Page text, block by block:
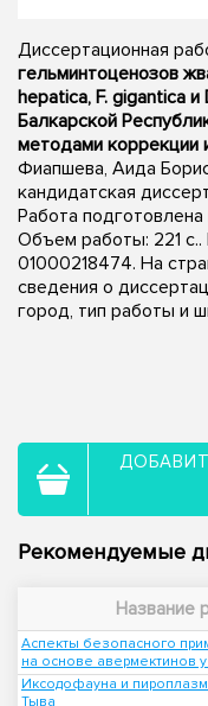
Диссертационная
гельминтоценозов
hepatica, F. gigantica
Балкарской
методами коррекции
Фиапшева, Аида
кандидатская
Работа
Объем работы: 221 с..
01000218474. На
сведения о
город, тип работы и
Рекомендуемые
Название
Аспекты безопасного
на основе авермектинов
Иксодофауна и
Тыва